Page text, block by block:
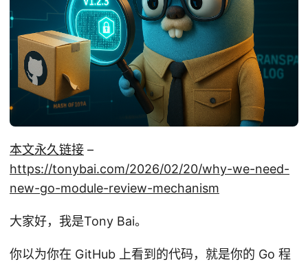
本文永久链接 –
https://tonybai.com/2026/02/20/why-we-need-
new-go-module-review-mechanism
大家好，我是Tony Bai。
你以为你在 GitHub 上看到的代码，就是你的 Go 程